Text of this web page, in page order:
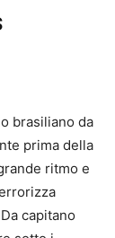
brasiliano da
prima della
ritmo e
capitano